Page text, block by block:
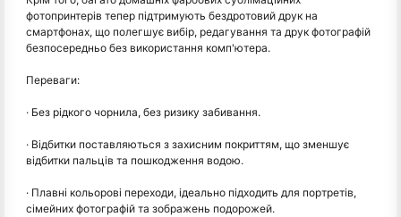
фотопринтерів тепер підтримують бездротовий друк на
смартфонах, що полегшує вибір, редагування та друк фотографій
безпосередньо без використання комп'ютера.
Переваги:
· Без рідкого чорнила, без ризику забивання.
· Відбитки поставляються з захисним покриттям, що зменшує
відбитки пальців та пошкодження водою.
· Плавні кольорові переходи, ідеально підходить для портретів,
сімейних фотографій та зображень подорожей.